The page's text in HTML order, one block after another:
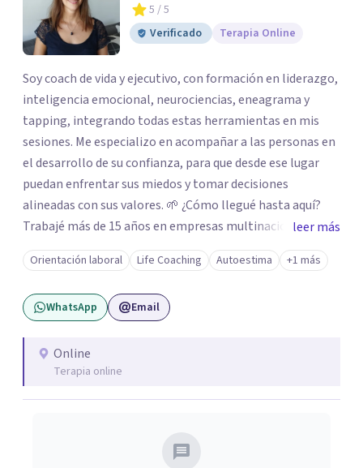
5 / 5
Verificado
Terapia Online
Soy coach de vida y ejecutivo, con formación en liderazgo,
inteligencia emocional, neurociencias, eneagrama y
tapping, integrando todas estas herramientas en mis
sesiones. Me especializo en acompañar a las personas en
el desarrollo de su confianza, para que desde ese lugar
puedan enfrentar sus miedos y tomar decisiones
alineadas con sus valores. 🌱 ¿Cómo llegué hasta aquí?
Trabajé más de 15 años en empresas multinacionales y
estudios contables como contadora pública
especializada en impuestos. Durante ese recorrido tuve la
oportunidad de liderar equipos, y fue allí donde descubrí
mi pasión por acompañar a las personas en su desarrollo
camino de autoconocimiento me llevó a cuestionar
creencias, miedos y mandatos que ya no estaban
alineados conmigo. Ese proceso me impulsó a tomar
con lo que realmente quiero construir. ✨
leer más
Orientación laboral Life Coaching Autoestima +1 más
WhatsApp Email
Online
Terapia online